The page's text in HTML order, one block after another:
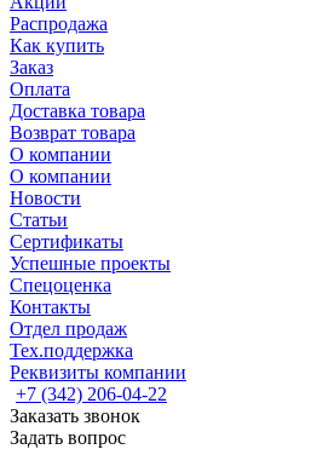
Распродажа
Как купить
Заказ
Оплата
Доставка товара
Возврат товара
О компании
О компании
Новости
Статьи
Сертификаты
Успешные проекты
Спецоценка
Контакты
Отдел продаж
Тех.поддержка
Реквизиты компании
+7 (342) 206-04-22
Заказать звонок
Задать вопрос